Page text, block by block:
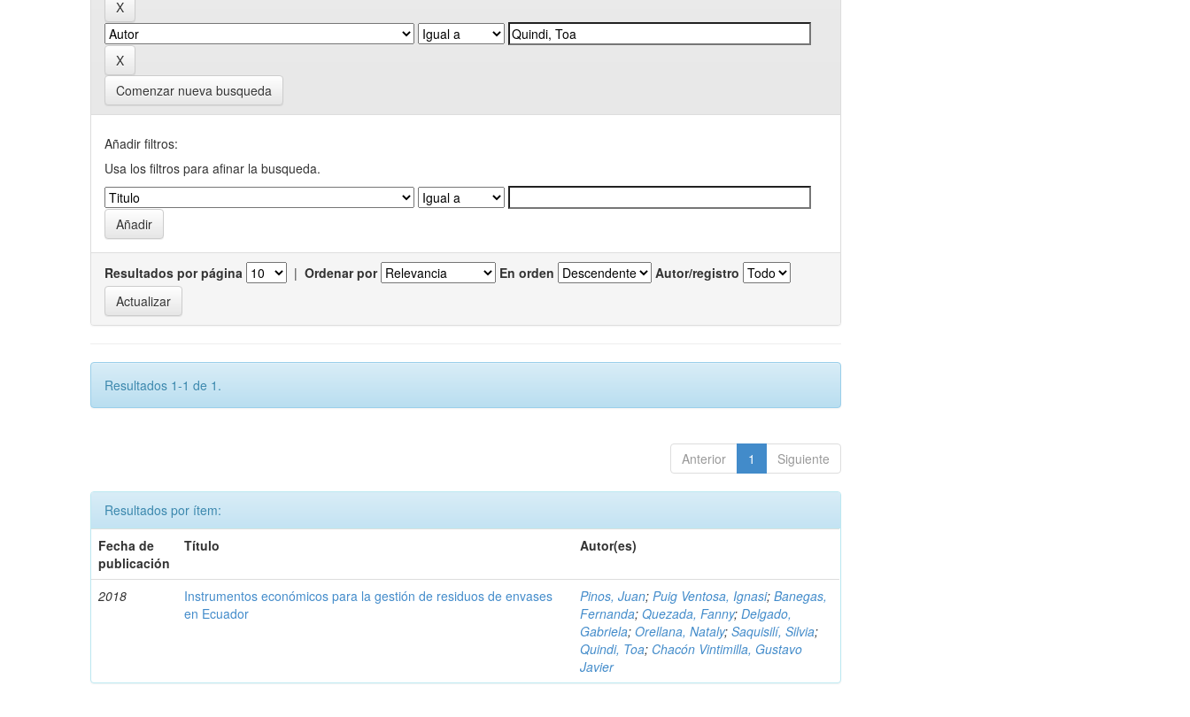
Comenzar nueva busqueda
Añadir filtros:
Usa los filtros para afinar la busqueda.
Resultados por página | Ordenar por En orden Autor/registro
Resultados 1-1 de 1.
Anterior 1 Siguiente
Resultados por ítem:
Fecha de
publicación
Título Autor(es)
2018
Instrumentos económicos para la gestión de residuos de envases
en Ecuador
Pinos, Juan;Puig Ventosa, Ignasi;Banegas,
Fernanda;Quezada, Fanny;Delgado,
Gabriela;Orellana, Nataly;Saquisilí, Silvia;
Quindi, Toa; Chacón Vintimilla, Gustavo
Javier